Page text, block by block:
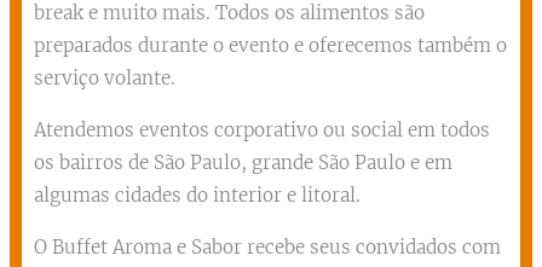
break e muito mais. Todos os alimentos são
preparados durante o evento e oferecemos também o
serviço volante.
Atendemos eventos corporativo ou social em todos
os bairros de São Paulo, grande São Paulo e em
algumas cidades do interior e litoral.
O Buffet Aroma e Sabor recebe seus convidados com